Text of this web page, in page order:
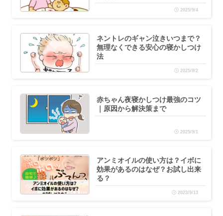
2025/9/4
ネントレのギャン泣きいつまで？
無理なくできる安心の寝かしつけ
法
2025/9/2
赤ちゃん夜寝かしつけ最強のコツ
｜原因から解決策まで
2025/9/1
アンミオイルの使い方は？イボに
効果があるのはなぜ？お試し出来
る？
2023/9/13